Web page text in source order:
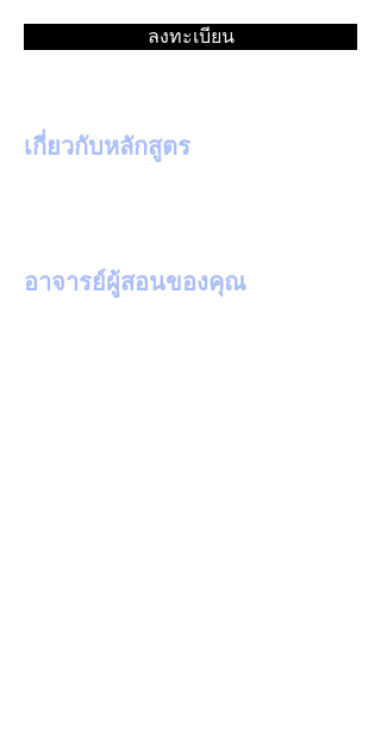
ลงทะเบียน
เกี่ยวกับหลักสูตร
อาจารย์ผู้สอนของคุณ